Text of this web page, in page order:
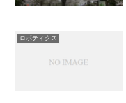
ロボティクス